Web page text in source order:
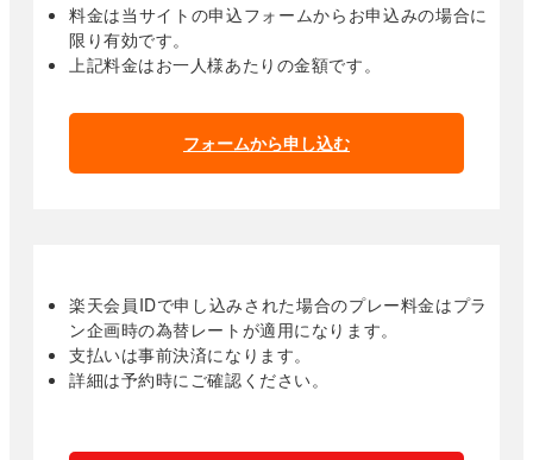
料金は当サイトの申込フォームからお申込みの場合に
限り有効です。
上記料金はお一人様あたりの金額です。
フォームから申し込む
楽天会員IDで申し込みされた場合のプレー料金はプラ
ン企画時の為替レートが適用になります。
支払いは事前決済になります。
詳細は予約時にご確認ください。